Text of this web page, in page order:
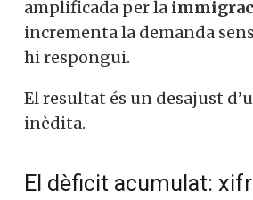
amplificada per la
incrementa la demanda
hi respongui.
El resultat és un desajust
inèdita.
El dèficit acumulat: